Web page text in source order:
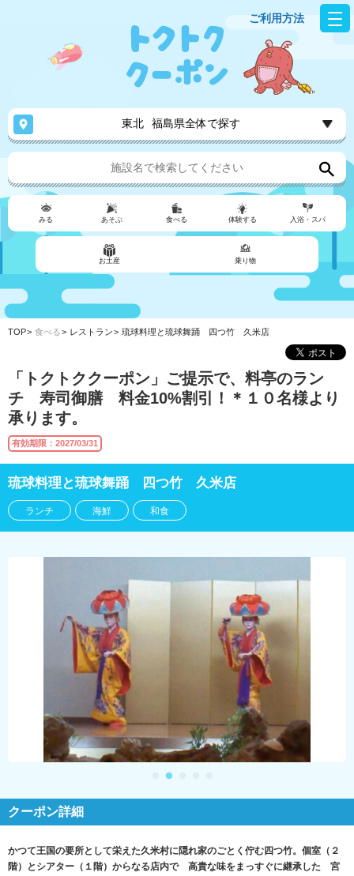
ご利用方法
東北 福島県全体で探す
みる あそぶ 食べる 体験する 入浴・スパ
お土産 乗り物
TOP 食べる レストラン 琉球料理と琉球舞踊 四つ竹 久米店
「トクトククーポン」ご提示で、料亭のラン
チ 寿司御膳 料金10%割引！＊１０名様より
承ります。
有効期限：2027/03/31
琉球料理と琉球舞踊 四つ竹 久米店
ランチ 海鮮 和食
クーポン詳細
かつて王国の要所として栄えた久米村に隠れ家のごとく佇む四つ竹。個室（２
階）とシアター（１階）からなる店内で 高貴な味をまっすぐに継承した 宮